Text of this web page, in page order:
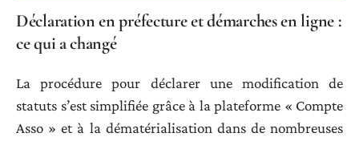
Déclaration en préfecture et démarches en ligne :
ce qui a changé
La procédure pour déclarer une modification de
statuts s’est simplifiée grâce à la plateforme « Compte
Asso » et à la dématérialisation dans de nombreuses